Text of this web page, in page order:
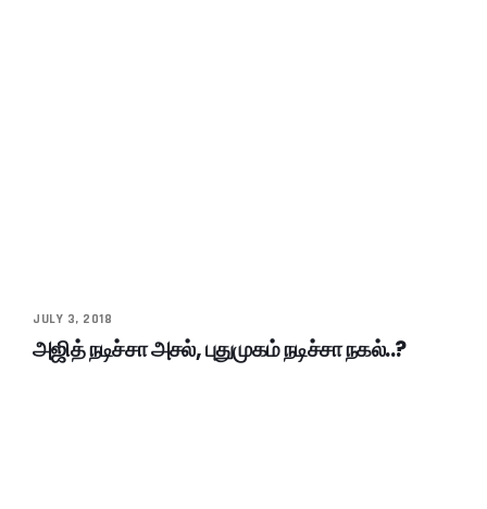
JULY 3, 2018
அஜித் நடிச்சா அசல், புதுமுகம் நடிச்சா நகல்..?